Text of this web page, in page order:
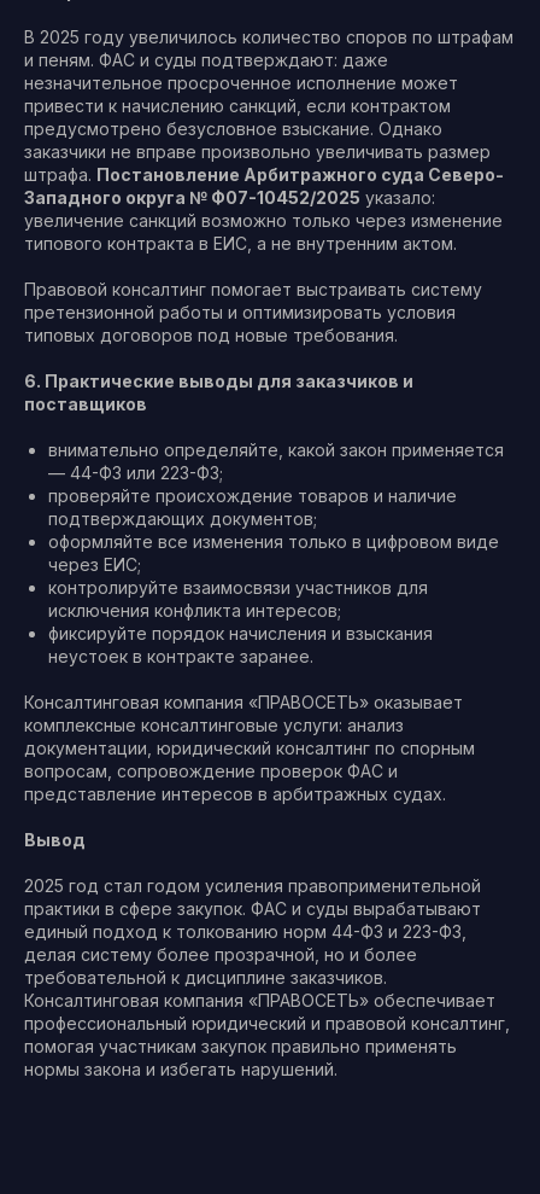
В 2025 году увеличилось количество споров по штрафам
и пеням. ФАС и суды подтверждают: даже
незначительное просроченное исполнение может
привести к начислению санкций, если контрактом
предусмотрено безусловное взыскание. Однако
заказчики не вправе произвольно увеличивать размер
штрафа. Постановление Арбитражного суда Северо-
Западного округа № Ф07-10452/2025 указало:
увеличение санкций возможно только через изменение
типового контракта в ЕИС, а не внутренним актом.
Правовой консалтинг помогает выстраивать систему
претензионной работы и оптимизировать условия
типовых договоров под новые требования.
6. Практические выводы для заказчиков и
поставщиков
внимательно определяйте, какой закон применяется
— 44-ФЗ или 223-ФЗ;
проверяйте происхождение товаров и наличие
подтверждающих документов;
оформляйте все изменения только в цифровом виде
через ЕИС;
контролируйте взаимосвязи участников для
исключения конфликта интересов;
фиксируйте порядок начисления и взыскания
неустоек в контракте заранее.
Консалтинговая компания «ПРАВОСЕТЬ» оказывает
комплексные консалтинговые услуги: анализ
документации, юридический консалтинг по спорным
вопросам, сопровождение проверок ФАС и
представление интересов в арбитражных судах.
Вывод
2025 год стал годом усиления правоприменительной
практики в сфере закупок. ФАС и суды вырабатывают
единый подход к толкованию норм 44-ФЗ и 223-ФЗ,
делая систему более прозрачной, но и более
требовательной к дисциплине заказчиков.
Консалтинговая компания «ПРАВОСЕТЬ» обеспечивает
профессиональный юридический и правовой консалтинг,
помогая участникам закупок правильно применять
нормы закона и избегать нарушений.